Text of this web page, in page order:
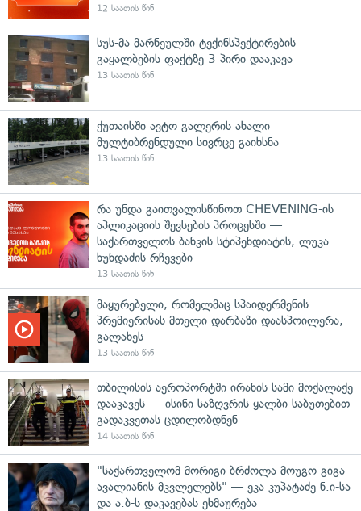
12 საათის წინ
სუს-მა მარნეულში ტექინსპექტირების
გაყალბების ფაქტზე 3 პირი დააკავა
13 საათის წინ
ქუთაისში ავტო გალერის ახალი
მულტიბრენდული სივრცე გაიხსნა
13 საათის წინ
რა უნდა გაითვალისწინოთ CHEVENING-ის
აპლიკაციის შევსების პროცესში —
საქართველოს ბანკის სტიპენდიატის, ლუკა
ხუნდაძის რჩევები
13 საათის წინ
მაყურებელი, რომელმაც სპაიდერმენის
პრემიერისას მთელი დარბაზი დაასპოილერა,
გალახეს
13 საათის წინ
თბილისის აეროპორტში ირანის სამი მოქალაქე
დააკავეს — ისინი საზღვრის ყალბი საბუთებით
გადაკვეთას ცდილობდნენ
14 საათის წინ
"საქართველომ მორიგი ბრძოლა მოუგო გიგა
ავალიანის მკვლელებს" — ეკა კუპატაძე ნ.ი-სა
და ა.ბ-ს დაკავებას ეხმაურება